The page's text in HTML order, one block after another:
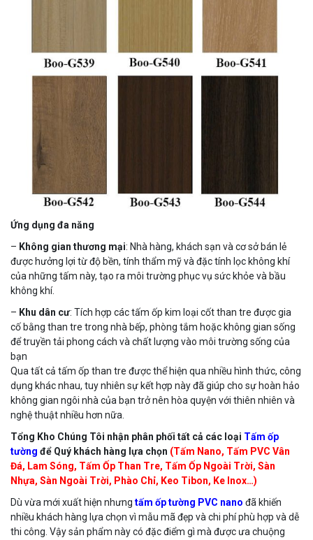
Ứng dụng đa năng
– Không gian thương mại: Nhà hàng, khách sạn và cơ sở bán lẻ
được hưởng lợi từ độ bền, tính thẩm mỹ và đặc tính lọc không khí
của những tấm này, tạo ra môi trường phục vụ sức khỏe và bầu
không khí.
– Khu dân cư: Tích hợp các tấm ốp kim loại cốt than tre được gia
cố bằng than tre trong nhà bếp, phòng tắm hoặc không gian sống
để truyền tải phong cách và chất lượng vào môi trường sống của
bạn
Qua tất cả tấm ốp than tre được thể hiện qua nhiều hình thức, công
dụng khác nhau, tuy nhiên sự kết hợp này đã giúp cho sự hoàn hảo
không gian ngôi nhà của bạn trở nên hòa quyện với thiên nhiên và
nghệ thuật nhiều hơn nữa.
Tổng Kho Chúng Tôi nhận phân phối tất cả các loại Tấm ốp
tường để Quý khách hàng lựa chọn (Tấm Nano, Tấm PVC Vân
Đá, Lam Sóng, Tấm Ốp Than Tre, Tấm Ốp Ngoài Trời, Sàn
Nhựa, Sàn Ngoài Trời, Phào Chỉ, Keo Tibon, Ke Inox…)
Dù vừa mới xuất hiện nhưng tấm ốp tường PVC nano đã khiến
nhiều khách hàng lựa chọn vì mẫu mã đẹp và chi phí phù hợp và dễ
thi công. Vậy sản phẩm này có đặc điểm gì mà được ưa chuộng